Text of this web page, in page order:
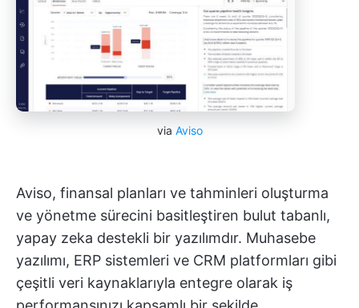
via Aviso
Aviso, finansal planları ve tahminleri oluşturma
ve yönetme sürecini basitleştiren bulut tabanlı,
yapay zeka destekli bir yazılımdır. Muhasebe
yazılımı, ERP sistemleri ve CRM platformları gibi
çeşitli veri kaynaklarıyla entegre olarak iş